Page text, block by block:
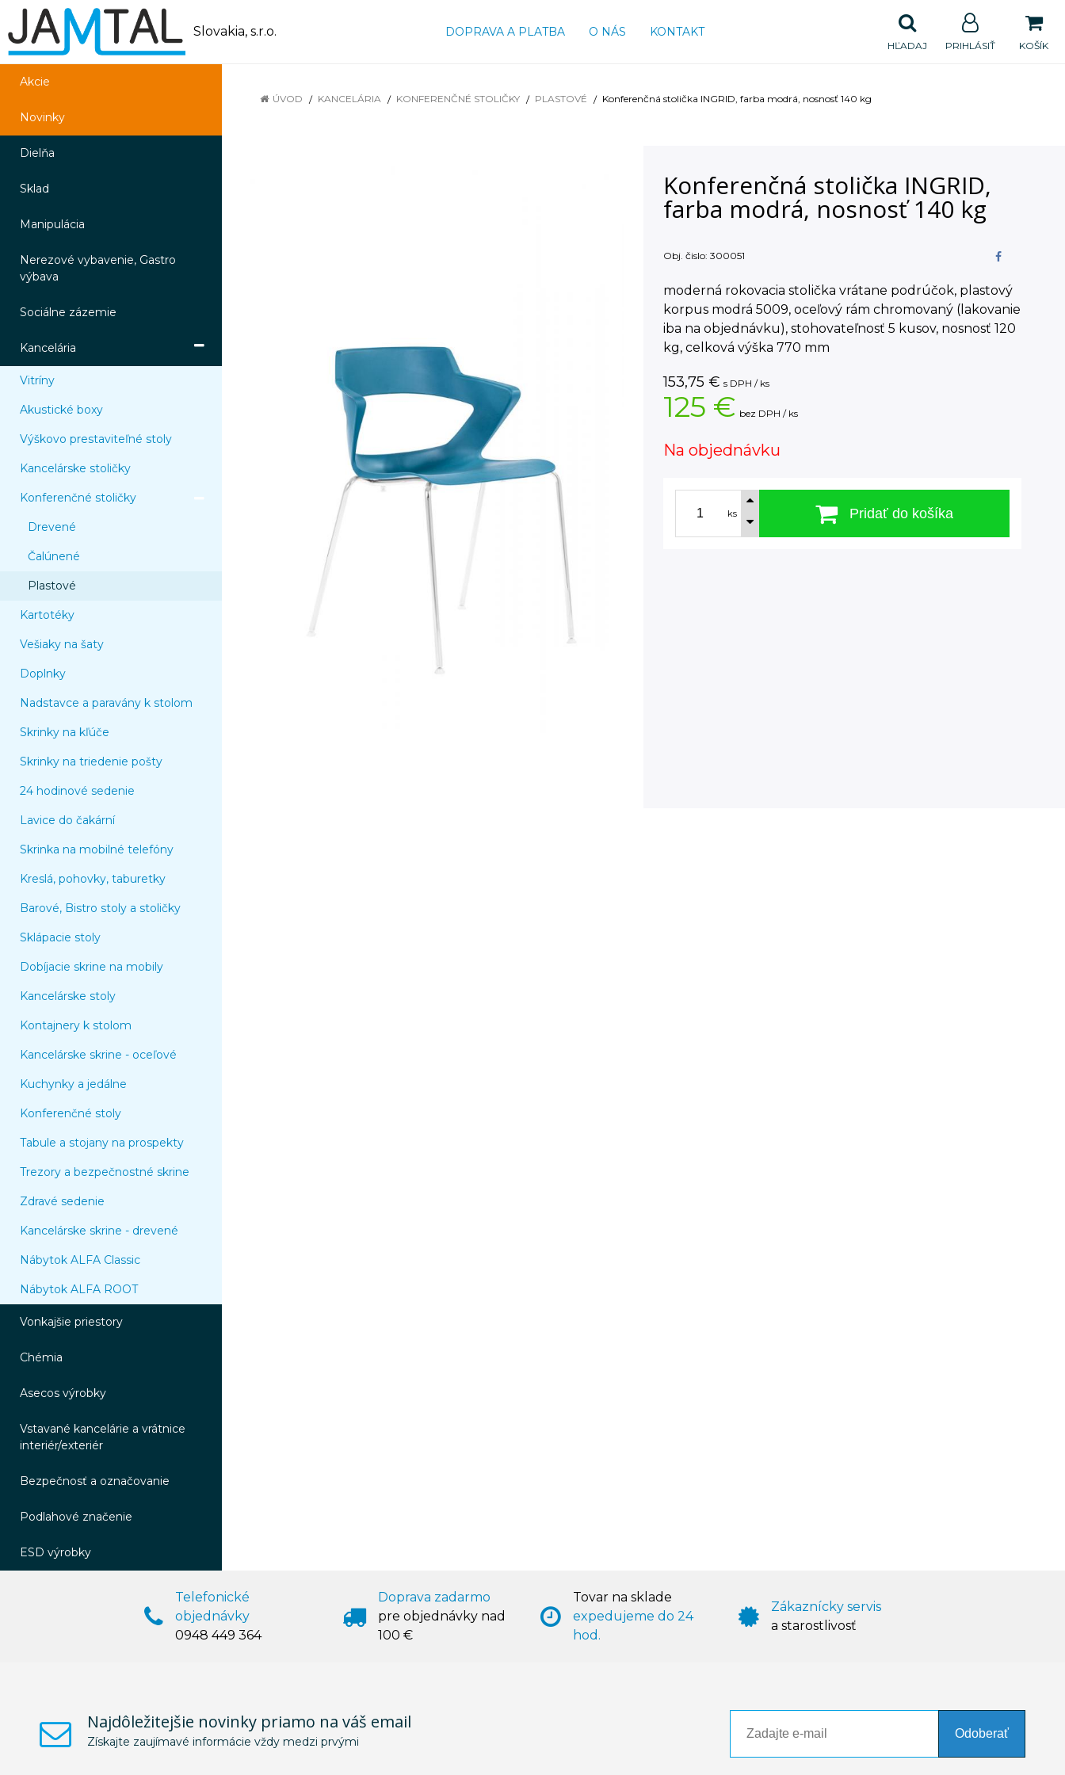
Slovakia, s.r.o. DOPRAVA A PLATBA O NÁS KONTAKT
KOŠÍK
PRIHLÁSIŤ
HĽADAJ
Akcie
Novinky
Dielňa
Sklad
Manipulácia
Nerezové vybavenie, Gastro
výbava
Sociálne zázemie
Kancelária
Vitríny
Akustické boxy
Výškovo prestaviteľné stoly
Kancelárske stoličky
Konferenčné stoličky
Drevené
Čalúnené
Plastové
Kartotéky
Vešiaky na šaty
Doplnky
Nadstavce a paravány k stolom
Skrinky na kľúče
Skrinky na triedenie pošty
24 hodinové sedenie
Lavice do čakární
Skrinka na mobilné telefóny
Kreslá, pohovky, taburetky
Barové, Bistro stoly a stoličky
Sklápacie stoly
Dobíjacie skrine na mobily
Kancelárske stoly
Kontajnery k stolom
Kancelárske skrine - oceľové
Kuchynky a jedálne
Konferenčné stoly
Tabule a stojany na prospekty
Trezory a bezpečnostné skrine
Zdravé sedenie
Kancelárske skrine - drevené
Nábytok ALFA Classic
Nábytok ALFA ROOT
Vonkajšie priestory
Chémia
Asecos výrobky
Vstavané kancelárie a vrátnice
interiér/exteriér
Bezpečnosť a označovanie
Podlahové značenie
ESD výrobky
ÚVOD KANCELÁRIA KONFERENČNÉ STOLIČKY PLASTOVÉ Konferenčná stolička INGRID, farba modrá, nosnosť 140 kg
Konferenčná stolička INGRID,
farba modrá, nosnosť 140 kg
Obj. čislo: 300051
moderná rokovacia stolička vrátane podrúčok, plastový
korpus modrá 5009, oceľový rám chromovaný (lakovanie
iba na objednávku), stohovateľnosť 5 kusov, nosnosť 120
kg, celková výška 770 mm
153,75 € s DPH / ks
125 € bez DPH / ks
Na objednávku
ks Pridať do košíka
Telefonické
objednávky
0948 449 364
Doprava zadarmo
pre objednávky nad
100 €
Tovar na sklade
expedujeme do 24
hod.
Zákaznícky servis
a starostlivosť
Najdôležitejšie novinky priamo na váš email
Získajte zaujímavé informácie vždy medzi prvými
Odoberať